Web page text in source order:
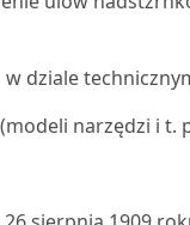
w dziale
(modeli narzędzi i t.